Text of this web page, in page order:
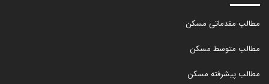
مطالب مقدماتی مسکن
مطالب متوسط مسکن
مطالب پیشرفته مسکن